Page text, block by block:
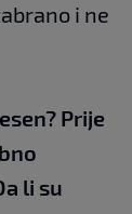
i ne
Prije
li su